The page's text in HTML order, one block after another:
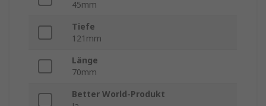
45mm
Tiefe
121mm
Länge
70mm
Better World-Produkt